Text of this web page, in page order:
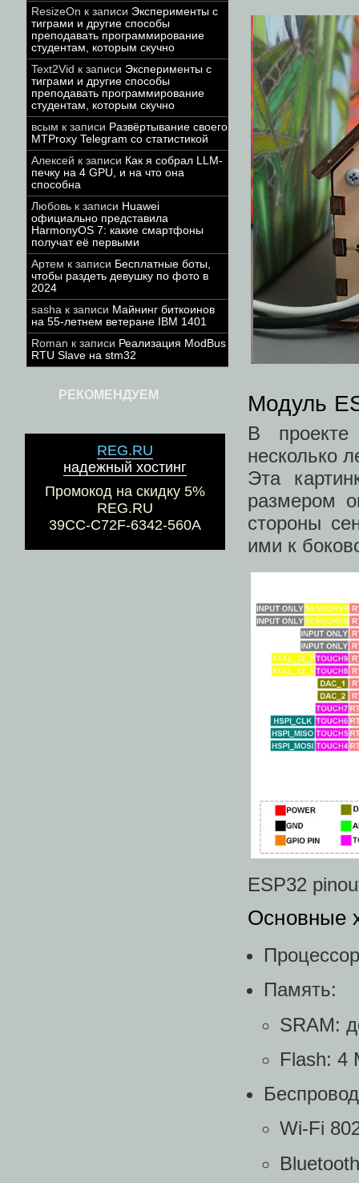
ResizeOn к записи Эксперименты с
тиграми и другие способы
преподавать программирование
студентам, которым скучно
Text2Vid к записи Эксперименты с
тиграми и другие способы
преподавать программирование
студентам, которым скучно
всым к записи Развёртывание своего
MTProxy Telegram со статистикой
Алексей к записи Как я собрал LLM-
печку на 4 GPU, и на что она
способна
Любовь к записи Huawei
официально представила
HarmonyOS 7: какие смартфоны
получат её первыми
Артем к записи Бесплатные боты,
чтобы раздеть девушку по фото в
2024
sasha к записи Майнинг биткоинов
на 55-летнем ветеране IBM 1401
Roman к записи Реализация ModBus
RTU Slave на stm32
РЕКОМЕНДУЕМ
REG.RU
надежный хостинг
Промокод на скидку 5%
REG.RU
39CC-C72F-6342-560A
Модуль
В проекте
несколько
Эта
размером
стороны
ими к
ESP32
Основные
Память:
SRAM:
Flash: 4
Wi-Fi